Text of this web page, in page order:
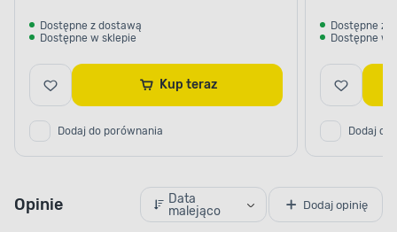
Dostępne z dostawą
Dostępne w sklepie
Kup teraz
Dodaj do porównania
Dostępne z
Dostępne w
Dodaj do
Opinie
Data
malejąco
Dodaj opinię